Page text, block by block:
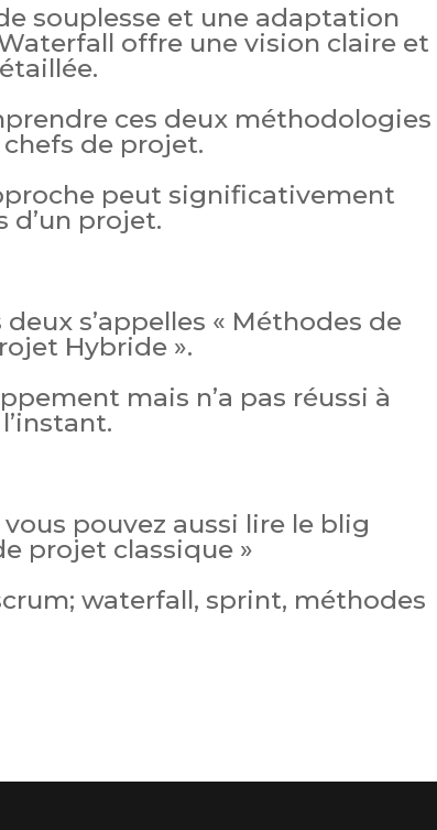
souplesse et une adaptation
offre une vision claire et
ces deux méthodologies
de projet.
peut significativement
d’un projet.
s’appelles « Méthodes de
Hybride ».
mais n’a pas réussi à
pouvez aussi lire le blig
projet classique »
waterfall, sprint, méthodes